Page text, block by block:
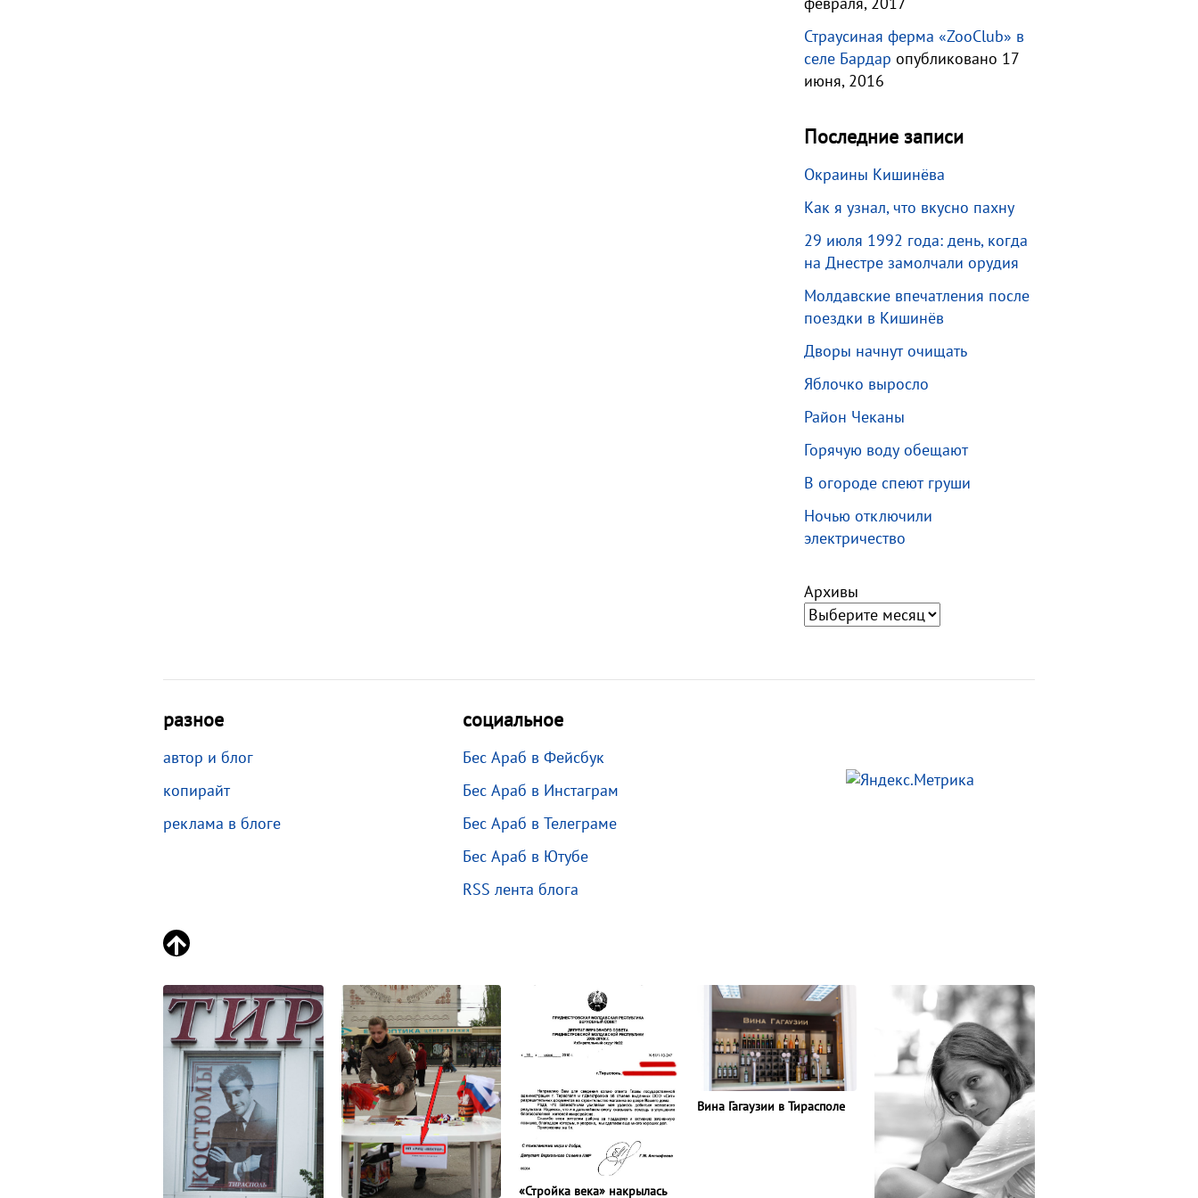
Страусиная ферма «ZooClub» в
селе Бардар опубликовано 17
июня, 2016
Последние записи
Окраины Кишинёва
Как я узнал, что вкусно пахну
29 июля 1992 года: день, когда
на Днестре замолчали орудия
Молдавские впечатления после
поездки в Кишинёв
Дворы начнут очищать
Яблочко выросло
Район Чеканы
Горячую воду обещают
В огороде спеют груши
Ночью отключили
электричество
Архивы
разное
автор и блог
копирайт
реклама в блоге
социальное
Бес Араб в Фейсбук
Бес Араб в Инстаграм
Бес Араб в Телеграме
Бес Араб в Ютубе
RSS лента блога
«Стройка века» накрылась
Вина Гагаузии в Тирасполе